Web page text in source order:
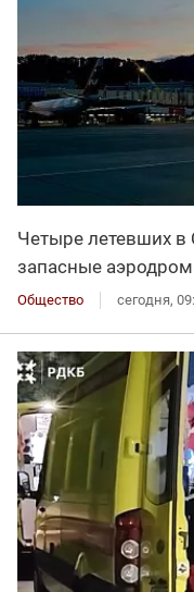
Четыре летевших в
запасные
Общество сегодня,